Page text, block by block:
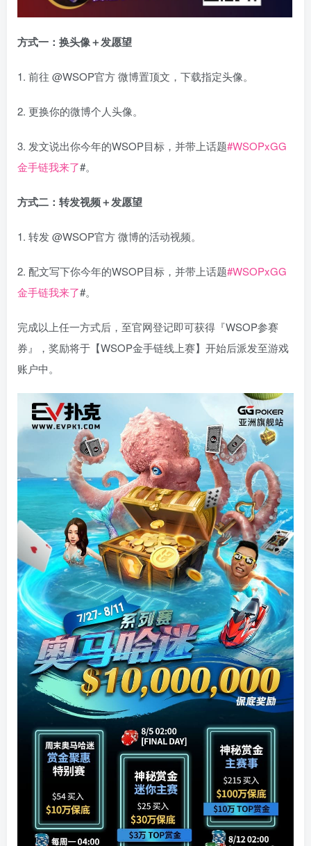
方式一：换头像＋发愿望
1. 前往 @WSOP官方 微博置顶文，下载指定头像。
2. 更换你的微博个人头像。
3. 发文说出你今年的WSOP目标，并带上话题#WSOPxGG
金手链我来了#。
方式二：转发视频＋发愿望
1. 转发 @WSOP官方 微博的活动视频。
2. 配文写下你今年的WSOP目标，并带上话题#WSOPxGG
金手链我来了#。
完成以上任一方式后，至官网登记即可获得『WSOP参赛
券』，奖励将于【WSOP金手链线上赛】开始后派发至游戏
账户中。